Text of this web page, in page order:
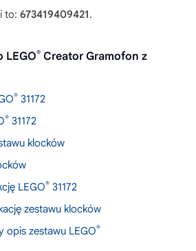
to: 673419409421.
LEGO® Creator Gramofon z
® 31172
® 31172
klocków
LEGO® 31172
zestawu klocków
opis zestawu LEGO®